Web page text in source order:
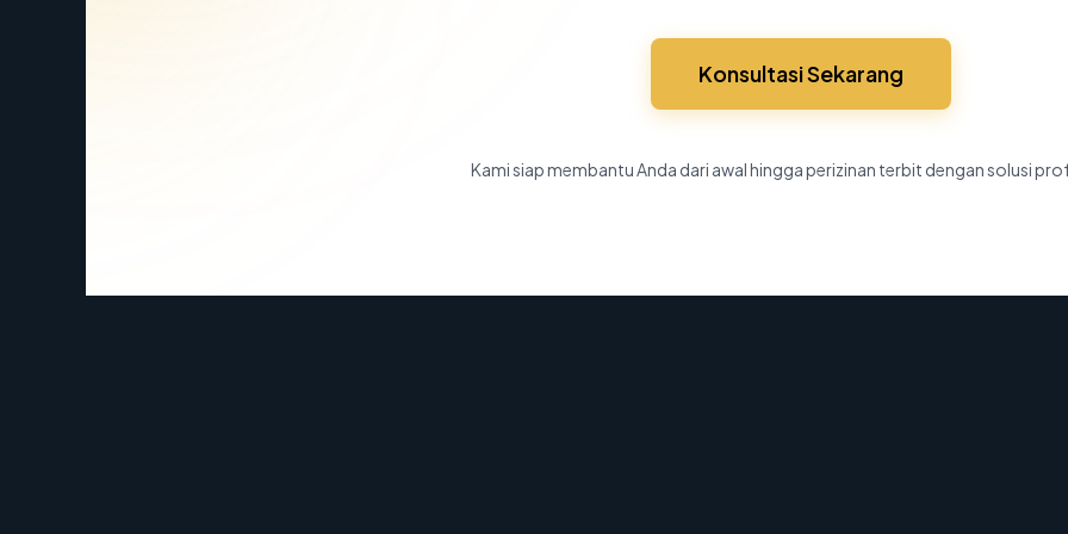
Konsultasi Sekarang
Kami siap membantu Anda dari awal hingga perizinan terbit dengan solusi